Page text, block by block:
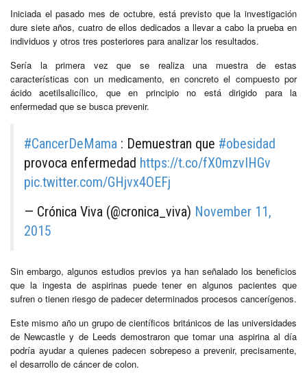
Iniciada el pasado mes de octubre, está previsto que la investigación
dure siete años, cuatro de ellos dedicados a llevar a cabo la prueba en
individuos y otros tres posteriores para analizar los resultados.
Sería la primera vez que se realiza una muestra de estas
características con un medicamento, en concreto el compuesto por
ácido acetilsalicílico, que en principio no está dirigido para la
enfermedad que se busca prevenir.
#CancerDeMama : Demuestran que #obesidad
provoca enfermedad https://t.co/fX0mzvIHGv
pic.twitter.com/GHjvx4OEFj
— Crónica Viva (@cronica_viva) November 11,
2015
Sin embargo, algunos estudios previos ya han señalado los beneficios
que la ingesta de aspirinas puede tener en algunos pacientes que
sufren o tienen riesgo de padecer determinados procesos cancerígenos.
Este mismo año un grupo de científicos británicos de las universidades
de Newcastle y de Leeds demostraron que tomar una aspirina al día
podría ayudar a quienes padecen sobrepeso a prevenir, precisamente,
el desarrollo de cáncer de colon.